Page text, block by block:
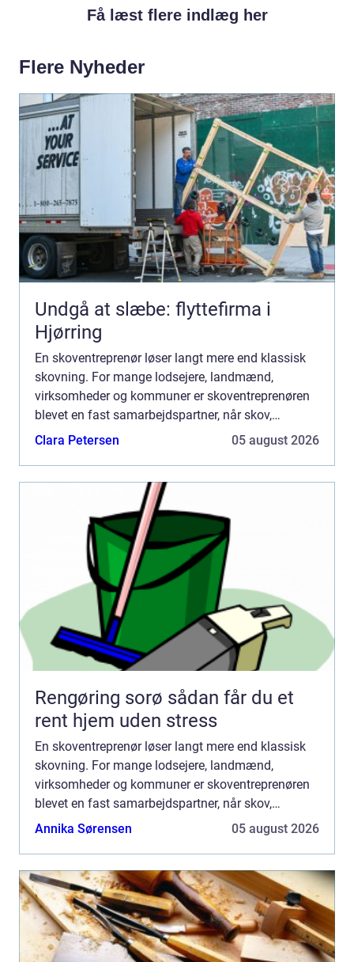
Få læst flere indlæg her
Flere Nyheder
Undgå at slæbe: flyttefirma i
Hjørring
En skoventreprenør løser langt mere end klassisk
skovning. For mange lodsejere, landmænd,
virksomheder og kommuner er skoventreprenøren
blevet en fast samarbejdspartner, når skov,
naturarealer og større udend&o...
Clara Petersen 05 august 2026
Rengøring sorø sådan får du et
rent hjem uden stress
En skoventreprenør løser langt mere end klassisk
skovning. For mange lodsejere, landmænd,
virksomheder og kommuner er skoventreprenøren
blevet en fast samarbejdspartner, når skov,
naturarealer og større udend&o...
Annika Sørensen 05 august 2026